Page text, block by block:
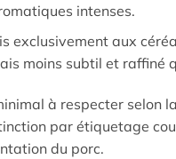
intenses.
aux
moins subtil et raffiné
à respecter selon
par étiquetage
du porc.